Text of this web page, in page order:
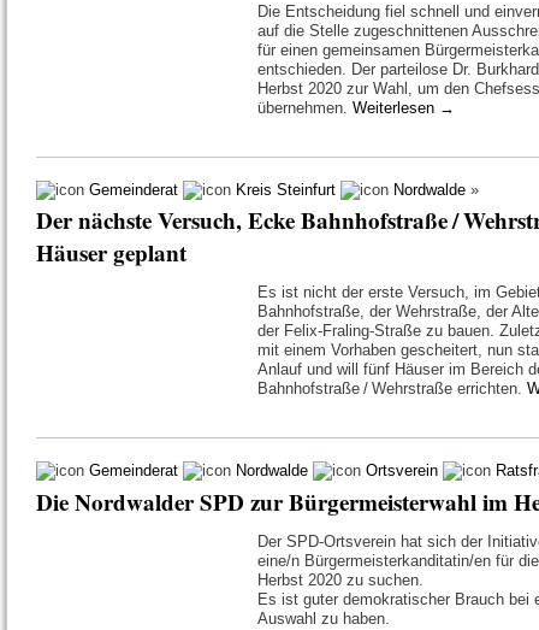
Die Entscheidung fiel schnell und
auf die Stelle zugeschnittenen
für einen gemeinsamen
entschieden. Der parteilose Dr.
Herbst 2020 zur Wahl, um den
übernehmen. Weiterlesen →
Gemeinderat Kreis Steinfurt Nordwalde »
Der nächste Versuch, Ecke Bahnhofstraße /
Häuser geplant
Es ist nicht der erste Versuch, im
Bahnhofstraße, der Wehrstraße, der
der Felix-Fraling-Straße zu bauen.
mit einem Vorhaben gescheitert, nun
Anlauf und will fünf Häuser im Bereich
Bahnhofstraße / Wehrstraße errichten.
Gemeinderat Nordwalde Ortsverein
Die Nordwalder SPD zur Bürgermeisterwahl im
Der SPD-Ortsverein hat sich der
eine/n Bürgermeisterkanditatin/en für
Herbst 2020 zu suchen.
Es ist guter demokratischer Brauch bei
Auswahl zu haben.